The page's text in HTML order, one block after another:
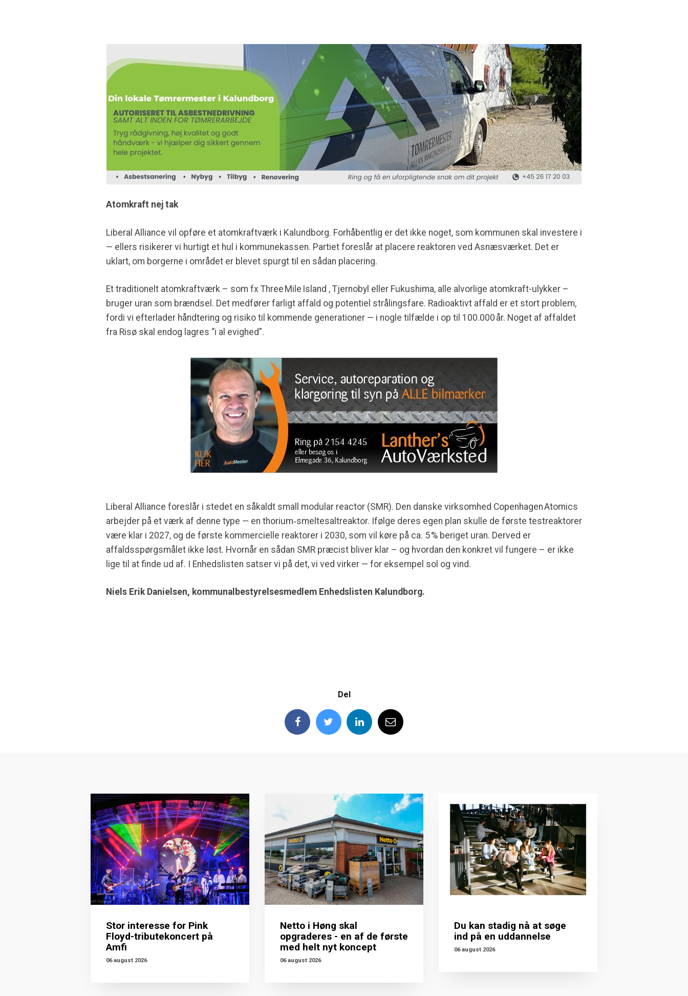
Atomkraft nej tak
Liberal Alliance vil opføre et atomkraftværk i Kalundborg. Forhåbentlig er det ikke noget, som kommunen skal investere i
— ellers risikerer vi hurtigt et hul i kommunekassen. Partiet foreslår at placere reaktoren ved Asnæsværket. Det er
uklart, om borgerne i området er blevet spurgt til en sådan placering.
Et traditionelt atomkraftværk – som fx Three Mile Island , Tjernobyl eller Fukushima, alle alvorlige atomkraft-ulykker –
bruger uran som brændsel. Det medfører farligt affald og potentiel strålingsfare. Radioaktivt affald er et stort problem,
fordi vi efterlader håndtering og risiko til kommende generationer — i nogle tilfælde i op til 100.000 år. Noget af affaldet
fra Risø skal endog lagres “i al evighed”.
Liberal Alliance foreslår i stedet en såkaldt small modular reactor (SMR). Den danske virksomhed Copenhagen Atomics
arbejder på et værk af denne type — en thorium‑smeltesaltreaktor. Ifølge deres egen plan skulle de første testreaktorer
være klar i 2027, og de første kommercielle reaktorer i 2030, som vil køre på ca. 5 % beriget uran. Derved er
affaldsspørgsmålet ikke løst. Hvornår en sådan SMR præcist bliver klar – og hvordan den konkret vil fungere – er ikke
lige til at finde ud af. I Enhedslisten satser vi på det, vi ved virker — for eksempel sol og vind.
Niels Erik Danielsen, kommunalbestyrelsesmedlem Enhedslisten Kalundborg.
Del
Stor interesse for Pink
Floyd-tributekoncert på
Amfi
06 august 2026
Netto i Høng skal
opgraderes - en af de første
med helt nyt koncept
06 august 2026
Du kan stadig nå at søge
ind på en uddannelse
06 august 2026